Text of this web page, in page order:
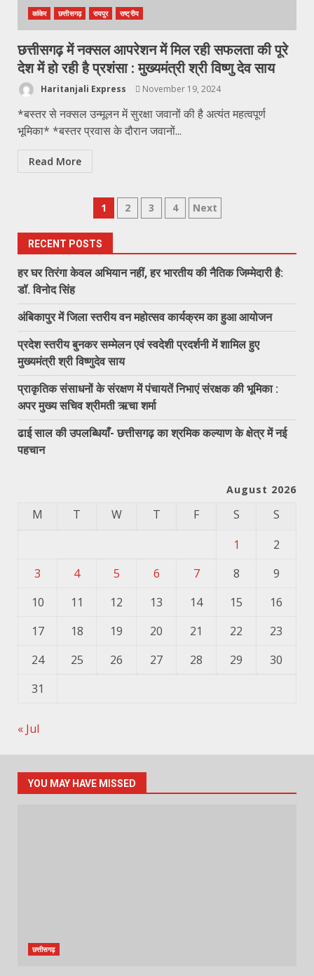
कांकेर छत्तीसगढ़ रायपुर राष्ट्रीय
छत्तीसगढ़ में नक्सल आपरेशन में मिल रही सफलता की पूरे
देश में हो रही है प्रशंसा : मुख्यमंत्री श्री विष्णु देव साय
Haritanjali Express November 19, 2024
*बस्तर से नक्सल उन्मूलन में सुरक्षा जवानों की है अत्यंत महत्वपूर्ण
भूमिका* *बस्तर प्रवास के दौरान जवानों...
Read More
Posts
pagination
1 2 3 4 Next
RECENT POSTS
हर घर तिरंगा केवल अभियान नहीं, हर भारतीय की नैतिक जिम्मेदारी है:
डॉ. विनोद सिंह
अंबिकापुर में जिला स्तरीय वन महोत्सव कार्यक्रम का हुआ आयोजन
प्रदेश स्तरीय बुनकर सम्मेलन एवं स्वदेशी प्रदर्शनी में शामिल हुए
मुख्यमंत्री श्री विष्णुदेव साय
प्राकृतिक संसाधनों के संरक्षण में पंचायतें निभाएं संरक्षक की भूमिका :
अपर मुख्य सचिव श्रीमती ऋचा शर्मा
ढाई साल की उपलब्धियाँ- छत्तीसगढ़ का श्रमिक कल्याण के क्षेत्र में नई
पहचान
August 2026
M T W T F S
S
1
2
3
4 5 6 7 8
9
10
11 12 13 14 15
16
17
18 19 20 21 22
23
24
25 26 27 28 29
30
31
« Jul
YOU MAY HAVE MISSED
छत्तीसगढ़